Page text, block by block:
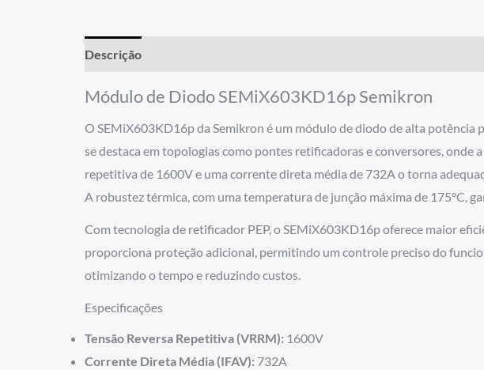
Descrição
Módulo de Diodo SEMiX603KD16p Semikron
O SEMiX603KD16p da Semikron é um módulo de diodo de alta
se destaca em topologias como pontes retificadoras e conversores, onde
repetitiva de 1600V e uma corrente direta média de 732A o torna
A robustez térmica, com uma temperatura de junção máxima de 175°C,
Com tecnologia de retificador PEP, o SEMiX603KD16p oferece maior
proporciona proteção adicional, permitindo um controle preciso do
otimizando o tempo e reduzindo custos.
Especificações
Tensão Reversa Repetitiva (VRRM): 1600V
Corrente Direta Média (IFAV): 732A